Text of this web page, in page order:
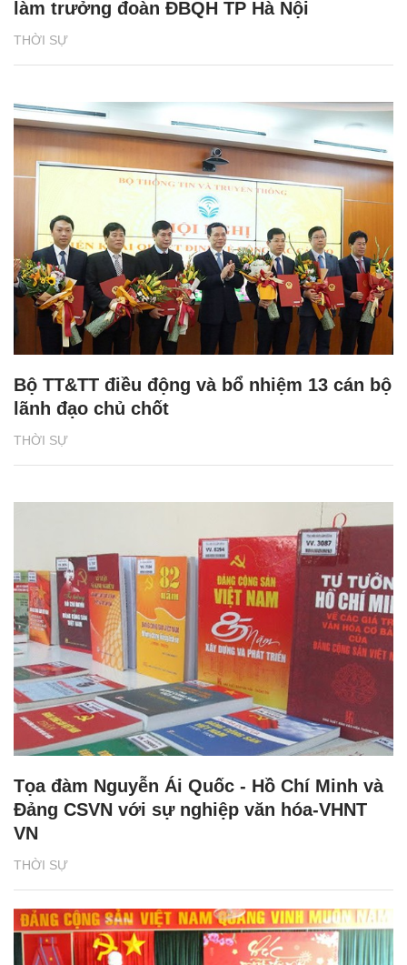
THỜI SỰ
làm trưởng đoàn ĐBQH TP Hà Nội
THỜI SỰ
Bộ TT&TT điều động và bổ nhiệm 13 cán bộ
lãnh đạo chủ chốt
THỜI SỰ
Tọa đàm Nguyễn Ái Quốc - Hồ Chí Minh và
Đảng CSVN với sự nghiệp văn hóa-VHNT
VN